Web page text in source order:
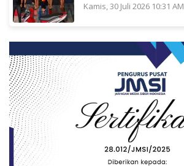
Kamis, 30 Juli 2026 10:31 AM